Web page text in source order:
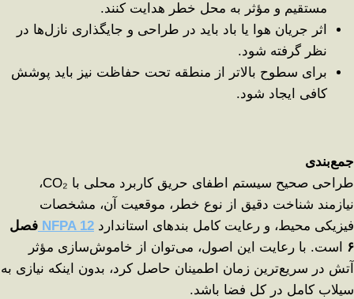
مستقیم و مؤثر به محل خطر هدایت کنند.
اثر جریان هوا یا باد باید در طراحی و جایگذاری نازل‌ها در
نظر گرفته شود.
برای سطوح بالاتر از منطقه تحت حفاظت نیز باید پوشش
کافی ایجاد شود.
جمع‌بندی
طراحی صحیح سیستم اطفای حریق کاربرد محلی با CO₂،
نیازمند شناخت دقیق از نوع خطر، موقعیت آن، مشخصات
فیزیکی محیط، و رعایت کامل بندهای استاندارد NFPA 12 فصل
۶ است. با رعایت این اصول، می‌توان از خاموش‌سازی مؤثر
آتش در سریع‌ترین زمان اطمینان حاصل کرد، بدون اینکه نیازی به
سیلاب کامل در کل فضا باشد.